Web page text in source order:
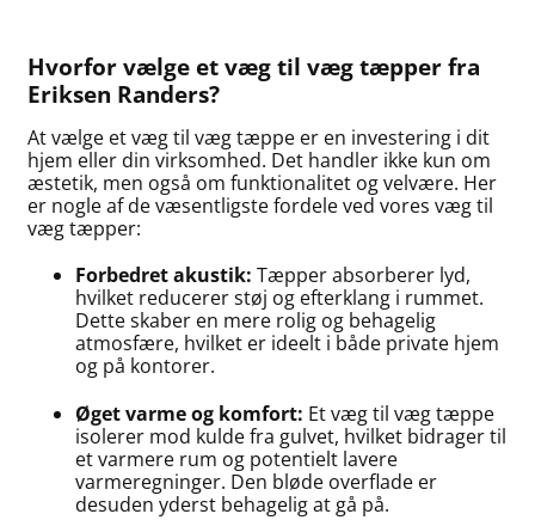
Hvorfor vælge et væg til væg tæpper fra
Eriksen Randers?
At vælge et væg til væg tæppe er en investering i dit
hjem eller din virksomhed. Det handler ikke kun om
æstetik, men også om funktionalitet og velvære. Her
er nogle af de væsentligste fordele ved vores væg til
væg tæpper:
Forbedret akustik: Tæpper absorberer lyd,
hvilket reducerer støj og efterklang i rummet.
Dette skaber en mere rolig og behagelig
atmosfære, hvilket er ideelt i både private hjem
og på kontorer.
Øget varme og komfort: Et væg til væg tæppe
isolerer mod kulde fra gulvet, hvilket bidrager til
et varmere rum og potentielt lavere
varmeregninger. Den bløde overflade er
desuden yderst behagelig at gå på.